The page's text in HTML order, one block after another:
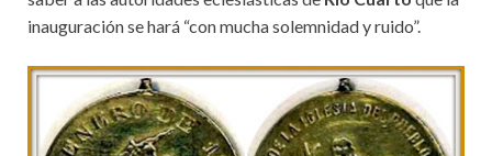
inauguración se hará “con mucha solemnidad y ruido”.